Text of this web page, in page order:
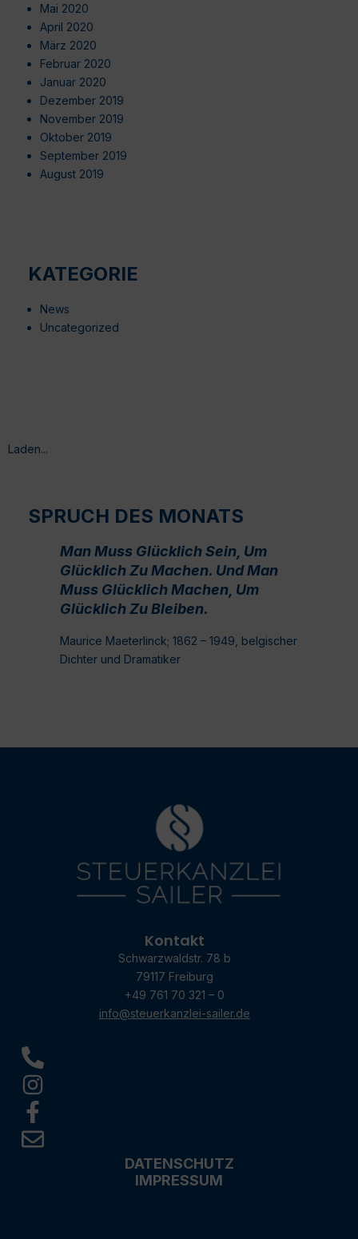
Mai 2020
April 2020
März 2020
Februar 2020
Januar 2020
Dezember 2019
November 2019
Oktober 2019
September 2019
August 2019
KATEGORIE
News
Uncategorized
Laden...
SPRUCH DES MONATS
Man Muss Glücklich Sein, Um
Glücklich Zu Machen. Und Man
Muss Glücklich Machen, Um
Glücklich Zu Bleiben.
Maurice Maeterlinck; 1862 – 1949, belgischer
Dichter und Dramatiker
Kontakt
Schwarzwaldstr. 78 b
79117 Freiburg
+49 761 70 321 – 0
info@steuerkanzlei-sailer.de
DATENSCHUTZ
IMPRESSUM